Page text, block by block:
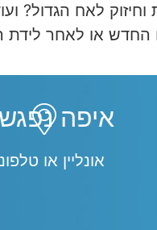
לאח הגדול?
או לאחר לידת
איפה
אונליין או